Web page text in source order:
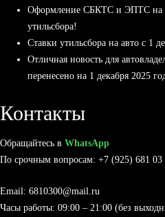
Оформление СБКТС и ЭПТС на
утильсбора!
Ставки утильсбора на авто с 1
Отличная новость для
перенесено на 1 декабря 2025
Контакты
Обращайтесь в WhatsApp
По срочным вопросам: +7 (925) 681 03
Email: 6810300@mail.ru
Часы работы: 09:00 – 21:00 (без